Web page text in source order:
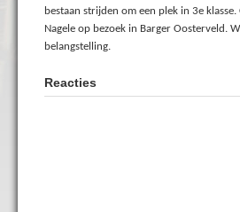
bestaan strijden om een plek in 3e
Nagele op bezoek in Barger Oosterveld.
belangstelling.
Reacties